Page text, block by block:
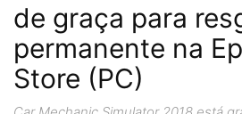
de graça para
permanente na
Store (PC)